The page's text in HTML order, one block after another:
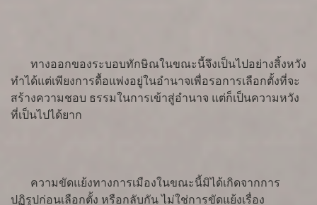
ทางออกของระบอบทักษิณในขณะนี้จึงเป็นไปอย่างสิ้งหวัง
ทำได้แต่เพียงการดื้อแพ่งอยู่ในอำนาจเพื่อรอการเลือกตั้งที่จะ
สร้างความชอบ ธรรมในการเข้าสู่อำนาจ แต่ก็เป็นความหวัง
ที่เป็นไปได้ยาก
ความขัดแย้งทางการเมืองในขณะนี้มิได้เกิดจากการ
ปฏิรูปก่อนเลือกตั้ง หรือกลับกัน ไม่ใช่การขัดแย้งเรื่อง